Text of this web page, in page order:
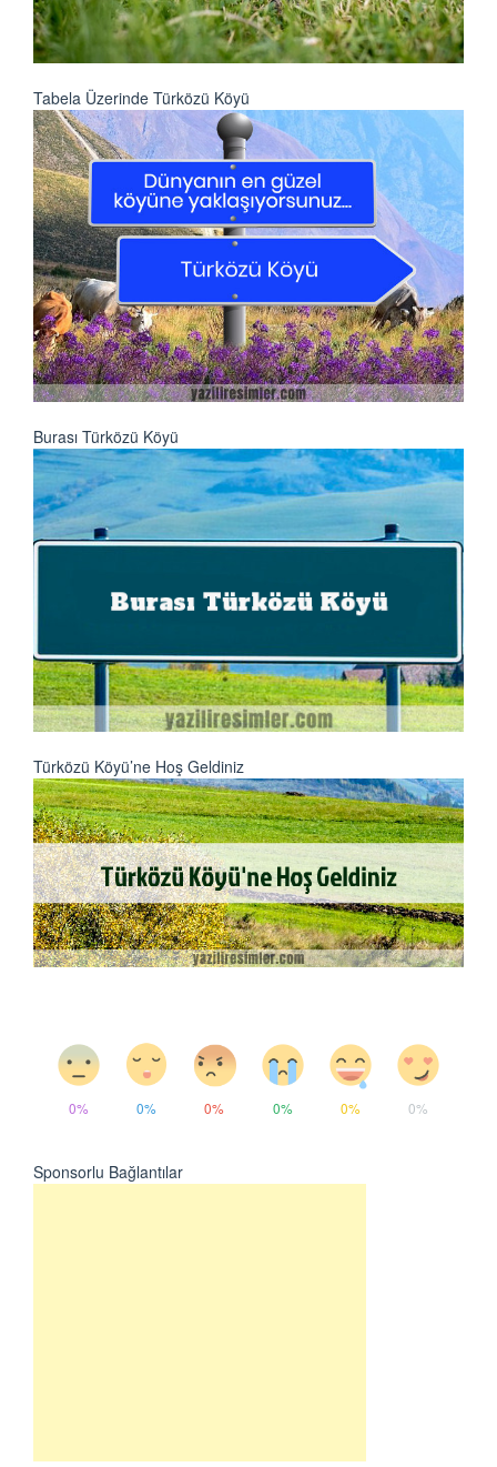
Tabela Üzerinde Türközü Köyü
Burası Türközü Köyü
Türközü Köyü’ne Hoş Geldiniz
0% 0% 0% 0% 0% 0%
Sponsorlu Bağlantılar